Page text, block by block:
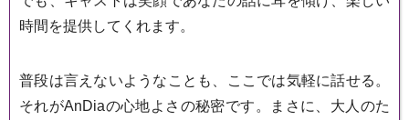
時間を提供してくれます。
普段は言えないようなことも、ここでは気軽に話せる。
それがAnDiaの心地よさの秘密です。まさに、大人のた